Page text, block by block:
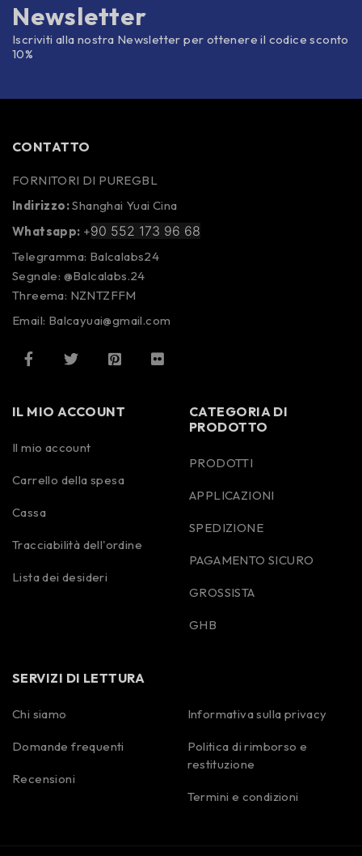
Newsletter
Iscriviti alla nostra Newsletter per ottenere il codice sconto
10%
CONTATTO
FORNITORI DI PUREGBL
Indirizzo:Shanghai Yuai Cina
Whatsapp: +90 552 173 96 68
Telegramma: Balcalabs24
Segnale: @Balcalabs.24
Threema: NZNTZFFM
Email: Balcayuai@gmail.com
IL MIO ACCOUNT
Il mio account
Carrello della spesa
Cassa
Tracciabilità dell'ordine
Lista dei desideri
CATEGORIA DI
PRODOTTO
PRODOTTI
APPLICAZIONI
SPEDIZIONE
PAGAMENTO SICURO
GROSSISTA
GHB
SERVIZI DI LETTURA
Chi siamo
Domande frequenti
Recensioni
Informativa sulla privacy
Politica di rimborso e
restituzione
Termini e condizioni
Polish
Spanish